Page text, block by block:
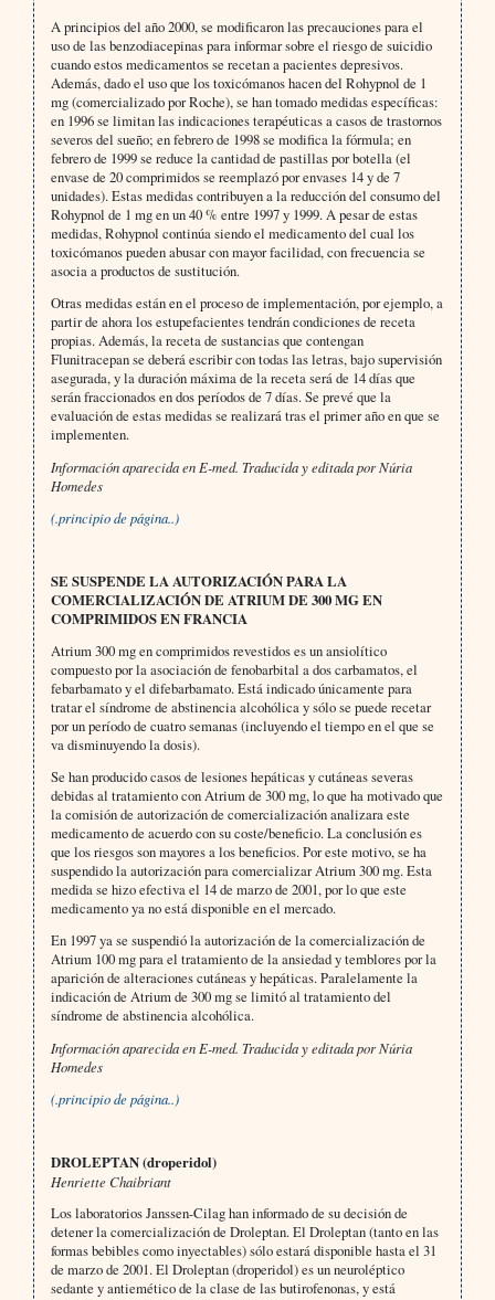
A principios del año 2000, se modificaron las precauciones para el
uso de las benzodiacepinas para informar sobre el riesgo de suicidio
cuando estos medicamentos se recetan a pacientes depresivos.
Además, dado el uso que los toxicómanos hacen del Rohypnol de 1
mg (comercializado por Roche), se han tomado medidas específicas:
en 1996 se limitan las indicaciones terapéuticas a casos de trastornos
severos del sueño; en febrero de 1998 se modifica la fórmula; en
febrero de 1999 se reduce la cantidad de pastillas por botella (el
envase de 20 comprimidos se reemplazó por envases 14 y de 7
unidades). Estas medidas contribuyen a la reducción del consumo del
Rohypnol de 1 mg en un 40 % entre 1997 y 1999. A pesar de estas
medidas, Rohypnol continúa siendo el medicamento del cual los
toxicómanos pueden abusar con mayor facilidad, con frecuencia se
asocia a productos de sustitución.
Otras medidas están en el proceso de implementación, por ejemplo, a
partir de ahora los estupefacientes tendrán condiciones de receta
propias. Además, la receta de sustancias que contengan
Flunitracepan se deberá escribir con todas las letras, bajo supervisión
asegurada, y la duración máxima de la receta será de 14 días que
serán fraccionados en dos períodos de 7 días. Se prevé que la
evaluación de estas medidas se realizará tras el primer año en que se
implementen.
Información aparecida en E-med. Traducida y editada por Núria
Homedes
(.principio de página..)
SE SUSPENDE LA AUTORIZACIÓN PARA LA
COMERCIALIZACIÓN DE ATRIUM DE 300 MG EN
COMPRIMIDOS EN FRANCIA
Atrium 300 mg en comprimidos revestidos es un ansiolítico
compuesto por la asociación de fenobarbital a dos carbamatos, el
febarbamato y el difebarbamato. Está indicado únicamente para
tratar el síndrome de abstinencia alcohólica y sólo se puede recetar
por un período de cuatro semanas (incluyendo el tiempo en el que se
va disminuyendo la dosis).
Se han producido casos de lesiones hepáticas y cutáneas severas
debidas al tratamiento con Atrium de 300 mg, lo que ha motivado que
la comisión de autorización de comercialización analizara este
medicamento de acuerdo con su coste/beneficio. La conclusión es
que los riesgos son mayores a los beneficios. Por este motivo, se ha
suspendido la autorización para comercializar Atrium 300 mg. Esta
medida se hizo efectiva el 14 de marzo de 2001, por lo que este
medicamento ya no está disponible en el mercado.
En 1997 ya se suspendió la autorización de la comercialización de
Atrium 100 mg para el tratamiento de la ansiedad y temblores por la
aparición de alteraciones cutáneas y hepáticas. Paralelamente la
indicación de Atrium de 300 mg se limitó al tratamiento del
síndrome de abstinencia alcohólica.
Información aparecida en E-med. Traducida y editada por Núria
Homedes
(.principio de página..)
DROLEPTAN (droperidol)
Henriette Chaibriant
Los laboratorios Janssen-Cilag han informado de su decisión de
detener la comercialización de Droleptan. El Droleptan (tanto en las
formas bebibles como inyectables) sólo estará disponible hasta el 31
de marzo de 2001. El Droleptan (droperidol) es un neuroléptico
sedante y antiemético de la clase de las butirofenonas, y está